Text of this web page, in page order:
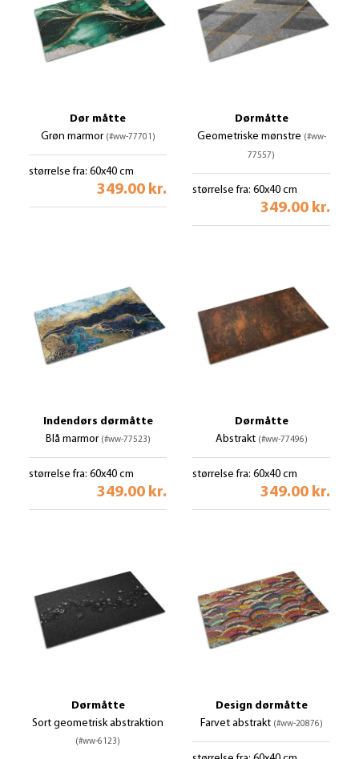
Dør måtte
Grøn marmor (#ww-77701)
størrelse fra: 60x40 cm
349.00 kr.
Dørmåtte
Geometriske mønstre (#ww-
77557)
størrelse fra: 60x40 cm
349.00 kr.
Indendørs dørmåtte
Blå marmor (#ww-77523)
størrelse fra: 60x40 cm
349.00 kr.
Dørmåtte
Abstrakt (#ww-77496)
størrelse fra: 60x40 cm
349.00 kr.
Dørmåtte
Sort geometrisk abstraktion
(#ww-6123)
Design dørmåtte
Farvet abstrakt (#ww-20876)